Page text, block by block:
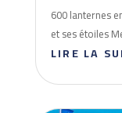
600 lanternes
et ses étoiles
LIRE LA